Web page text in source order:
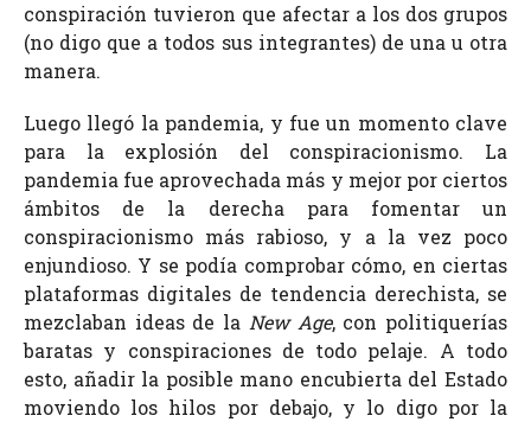
conspiración tuvieron que afectar a los dos grupos
(no digo que a todos sus integrantes) de una u otra
manera.
Luego llegó la pandemia, y fue un momento clave
para la explosión del conspiracionismo. La
pandemia fue aprovechada más y mejor por ciertos
ámbitos de la derecha para fomentar un
conspiracionismo más rabioso, y a la vez poco
enjundioso. Y se podía comprobar cómo, en ciertas
plataformas digitales de tendencia derechista, se
mezclaban ideas de la New Age, con politiquerías
baratas y conspiraciones de todo pelaje. A todo
esto, añadir la posible mano encubierta del Estado
moviendo los hilos por debajo, y lo digo por la